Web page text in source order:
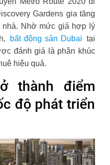
Gardens gia tăng
Nhờ mức giá hợp lý
bất động sản Dubai tại
đánh giá là phân khúc
hiệu quả.
thành điểm
độ phát triển